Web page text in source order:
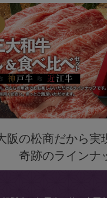
阪の松商だから実
奇跡のラインナ